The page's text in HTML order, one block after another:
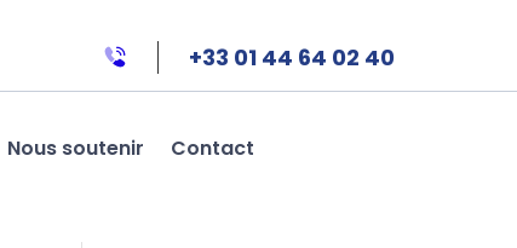
+33 01 44 64 02 40
Nous soutenir Contact